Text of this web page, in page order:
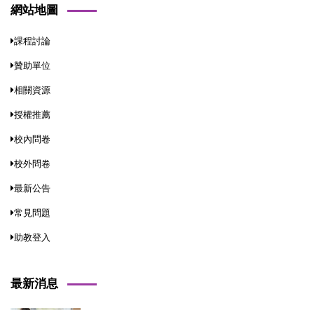
網站地圖
課程討論
贊助單位
相關資源
授權推薦
校內問卷
校外問卷
最新公告
常見問題
助教登入
最新消息